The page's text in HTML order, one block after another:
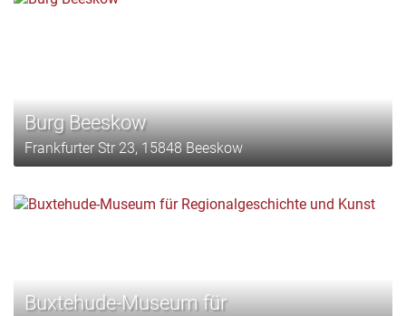
Burg Beeskow
Frankfurter Str 23, 15848 Beeskow
Buxtehude-Museum für